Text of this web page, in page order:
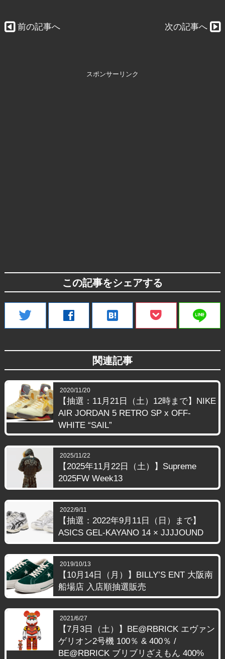
前の記事へ 次の記事へ
スポンサーリンク
この記事をシェアする
twitter facebook hatenabookmark line
関連記事
2020/11/20
【抽選：11月21日（土）12時まで】NIKE
AIR JORDAN 5 RETRO SP x OFF-
WHITE “SAIL”
2025/11/22
【2025年11月22日（土）】Supreme
2025FW Week13
2022/9/11
【抽選：2022年9月11日（日）まで】
ASICS GEL-KAYANO 14 × JJJJOUND
2019/10/13
【10月14日（月）】BILLY’S ENT 大阪南
船場店 入店順抽選販売
2021/6/27
【7月3日（土）】BE@RBRICK エヴァン
ゲリオン2号機 100％ & 400％ /
BE@RBRICK ブリブリざえもん 400%